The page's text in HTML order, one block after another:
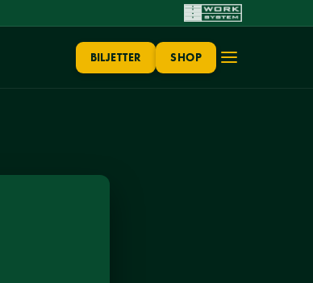
BILJETTER SHOP